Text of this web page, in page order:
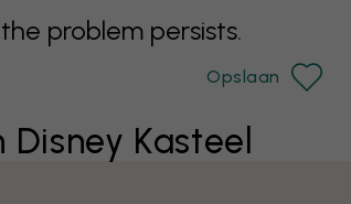
problem persists.
Kasteel
Opslaan